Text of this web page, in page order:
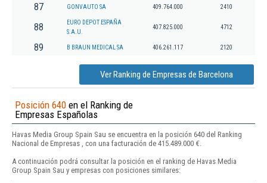
87 GONVAUTO SA 409.764.000 2410
88
EURO DEPOT ESPAÑA
S.A.U.
407.825.000 4712
89 B BRAUN MEDICAL SA 406.261.117 2120
Ver Ranking de Empresas de Barcelona
Posición 640 en el Ranking de
Empresas Españolas
Havas Media Group Spain Sau se encuentra en la posición 640 del Ranking
Nacional de Empresas , con una facturación de 415.489.000 €.
A continuación podrá consultar la posición en el ranking de Havas Media
Group Spain Sau y empresas con posiciones similares: